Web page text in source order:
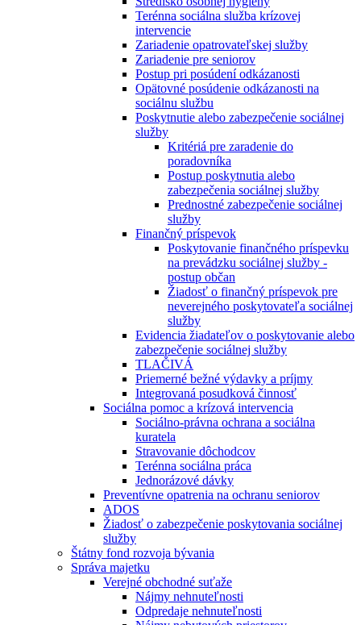
Terénna sociálna služba krízovej
intervencie
Zariadenie opatrovateľskej služby
Zariadenie pre seniorov
Postup pri posúdení odkázanosti
Opätovné posúdenie odkázanosti na
sociálnu službu
Poskytnutie alebo zabezpečenie sociálnej
služby
Kritériá pre zaradenie do
poradovníka
Postup poskytnutia alebo
zabezpečenia sociálnej služby
Prednostné zabezpečenie sociálnej
služby
Finančný príspevok
Poskytovanie finančného príspevku
na prevádzku sociálnej služby -
postup občan
Žiadosť o finančný príspevok pre
neverejného poskytovateľa sociálnej
služby
Evidencia žiadateľov o poskytovanie alebo
zabezpečenie sociálnej služby
TLAČIVÁ
Priemerné bežné výdavky a príjmy
Integrovaná posudková činnosť
Sociálna pomoc a krízová intervencia
Sociálno-právna ochrana a sociálna
kuratela
Stravovanie dôchodcov
Terénna sociálna práca
Jednorázové dávky
Preventívne opatrenia na ochranu seniorov
ADOS
Žiadosť o zabezpečenie poskytovania sociálnej
služby
Štátny fond rozvoja bývania
Správa majetku
Verejné obchodné suťaže
Nájmy nehnuteľnosti
Odpredaje nehnuteľnosti